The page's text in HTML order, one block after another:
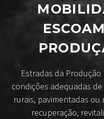
Estradas da
condições adequadas
rurais, pavimentadas
recuperação,